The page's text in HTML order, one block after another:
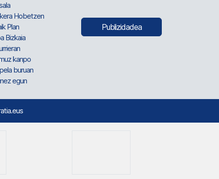
Hobetzen
Plan
Bizkaia
kanpo
buruan
egun
Publizidadea